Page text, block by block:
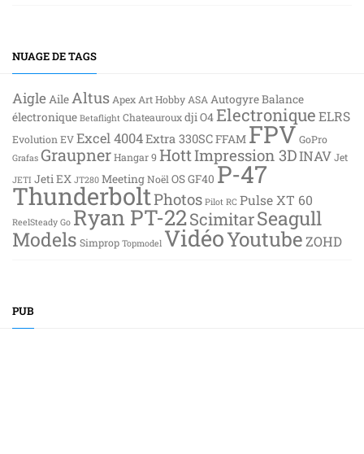
NUAGE DE TAGS
Aigle AileAltus Apex Art Hobby ASA AutogyreBalance
électronique Betaflight Chateaurouxdji O4Electronique ELRS
Evolution EVExcel 4004Extra 330SCFFAM FPVGoPro
Grafas GraupnerHangar 9 HottImpression 3DINAVJet
JETI Jeti EX JT280 MeetingNoël OS GF40 P-47
ThunderboltPhotos Pilot RC Pulse XT 60
ReelSteady Go Ryan PT-22ScimitarSeagull
Models Simprop Topmodel VidéoYoutube ZOHD
PUB